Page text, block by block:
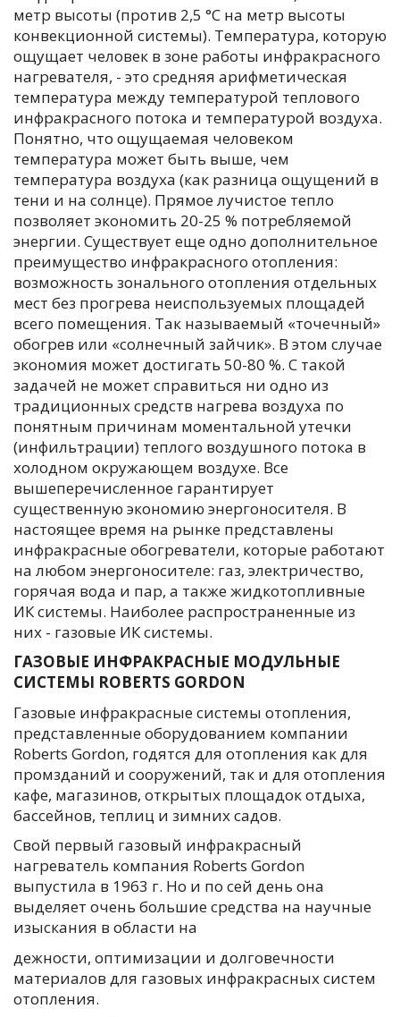
метр высоты (против 2,5 °С на метр высоты
конвекционной системы). Температура, которую
ощущает человек в зоне работы инфракрасного
нагревателя, - это средняя арифметическая
температура между температурой теплового
инфракрасного потока и температурой воздуха.
Понятно, что ощущаемая человеком
температура может быть выше, чем
температура воздуха (как разница ощущений в
тени и на солнце). Прямое лучистое тепло
позволяет экономить 20-25 % потребляемой
энергии. Существует еще одно дополнительное
преимущество инфракрасного отопления:
возможность зонального отопления отдельных
мест без прогрева неиспользуемых площадей
всего помещения. Так называемый «точечный»
обогрев или «солнечный зайчик». В этом случае
экономия может достигать 50-80 %. С такой
задачей не может справиться ни одно из
традиционных средств нагрева воздуха по
понятным причинам моментальной утечки
(инфильтрации) теплого воздушного потока в
холодном окружающем воздухе. Все
вышеперечисленное гарантирует
существенную экономию энергоносителя. В
настоящее время на рынке представлены
инфракрасные обогреватели, которые работают
на любом энергоносителе: газ, электричество,
горячая вода и пар, а также жидкотопливные
ИК системы. Наиболее распространенные из
них - газовые ИК системы.
ГАЗОВЫЕ ИНФРАКРАСНЫЕ МОДУЛЬНЫЕ
СИСТЕМЫ ROBERTS GORDON
Газовые инфракрасные системы отопления,
представленные оборудованием компании
Roberts Gordon, годятся для отопления как для
промзданий и сооружений, так и для отопления
кафе, магазинов, открытых площадок отдыха,
бассейнов, теплиц и зимних садов.
Свой первый газовый инфракрасный
нагреватель компания Roberts Gordon
выпустила в 1963 г. Но и по сей день она
выделяет очень большие средства на научные
изыскания в области на
дежности, оптимизации и долговечности
материалов для газовых инфракрасных систем
отопления.